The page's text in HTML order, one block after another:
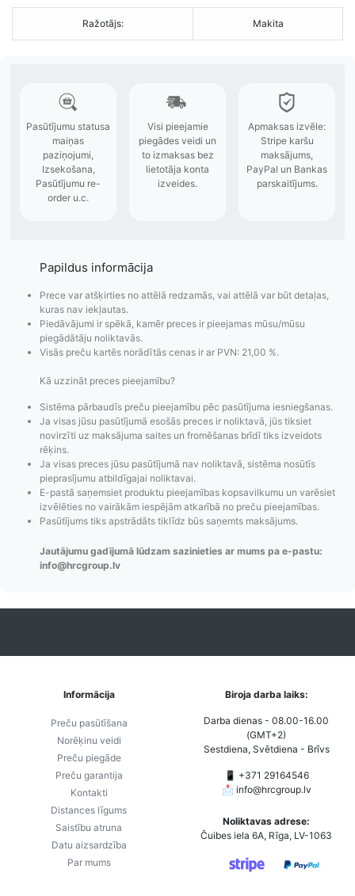
Ražotājs: Makita
Pasūtījumu statusa
maiņas
paziņojumi,
Izsekošana,
order u.c.
Visi pieejamie
piegādes veidi un
to izmaksas bez
lietotāja konta
Papildus informācija
Prece var atšķirties no attēlā redzamās, vai attēlā var būt detaļas,
kuras nav iekļautas.
Piedāvājumi ir spēkā, kamēr preces ir pieejamas mūsu/mūsu
piegādātāju noliktavās.
Visās preču kartēs norādītās cenas ir ar PVN: 21,00 %.
Kā uzzināt preces pieejamību?
Sistēma pārbaudīs preču pieejamību pēc pasūtījuma iesniegšanas.
Ja visas jūsu pasūtījumā esošās preces ir noliktavā, jūs tiksiet
novirzīti uz maksājuma saites un fromēšanas brīdī tiks izveidots
rēķins.
Ja visas preces jūsu pasūtījumā nav noliktavā, sistēma nosūtīs
pieprasījumu atbildīgajai noliktavai.
E-pastā saņemsiet produktu pieejamības kopsavilkumu un varēsiet
izvēlēties no vairākām iespējām atkarībā no preču pieejamības.
Pasūtījums tiks apstrādāts tiklīdz būs saņemts maksājums.
Jautājumu gadījumā lūdzam sazinieties ar mums pa e-pastu:
info@hrcgroup.lv
Informācija
Preču pasūtīšana
Norēķinu veidi
Preču piegāde
Preču garantija
Kontakti
Distances līgums
Saistību atruna
Datu aizsardzība
Par mums
Biroja darba laiks:
Darba dienas - 08.00-16.00
(GMT+2)
Sestdiena, Svētdiena - Brīvs
📱 +371 29164546
📩 info@hrcgroup.lv
Noliktavas adrese:
Čuibes iela 6A, Rīga, LV-1063